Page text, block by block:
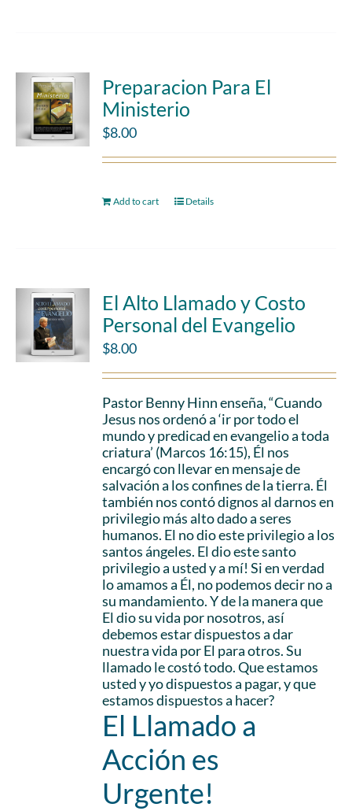
Preparacion Para El
Ministerio
$8.00
Add to cart Details
El Alto Llamado y Costo
Personal del Evangelio
$8.00
Pastor Benny Hinn enseña, “Cuando
Jesus nos ordenó a ‘ir por todo el
mundo y predicad en evangelio a toda
criatura’ (Marcos 16:15), Él nos
encargó con llevar en mensaje de
salvación a los confines de la tierra. Él
también nos contó dignos al darnos en
privilegio más alto dado a seres
humanos. El no dio este privilegio a los
santos ángeles. El dio este santo
privilegio a usted y a mí! Si en verdad
lo amamos a Él, no podemos decir no a
su mandamiento. Y de la manera que
El dio su vida por nosotros, así
debemos estar dispuestos a dar
nuestra vida por El para otros. Su
llamado le costó todo. Que estamos
usted y yo dispuestos a pagar, y que
estamos dispuestos a hacer?
El Llamado a
Acción es
Urgente!